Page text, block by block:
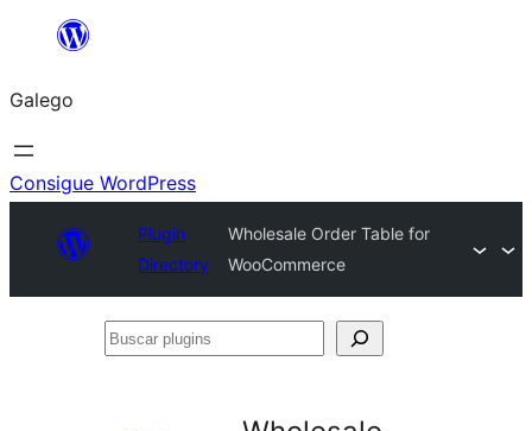
Saltar
contido
Galego
Consigue WordPress
Plugin
Directory
Wholesale Order Table for
WooCommerce
Buscar